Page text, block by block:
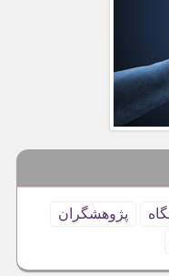
پژوهشگران